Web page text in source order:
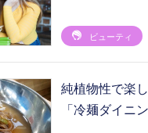
ビューティ
純植物性で楽
「冷麺ダイニ